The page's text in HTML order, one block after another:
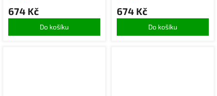
674 Kč
Do košíku
674 Kč
Do košíku